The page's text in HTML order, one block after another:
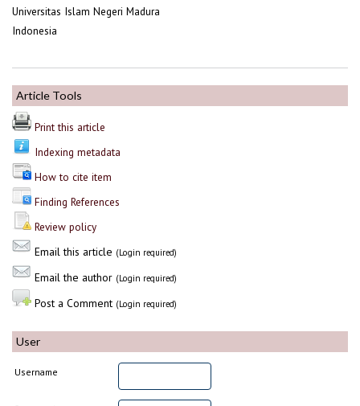
Universitas Islam Negeri Madura
Indonesia
Article Tools
Print this article
Indexing metadata
How to cite item
Finding References
Review policy
Email this article (Login required)
Email the author (Login required)
Post a Comment (Login required)
User
Username